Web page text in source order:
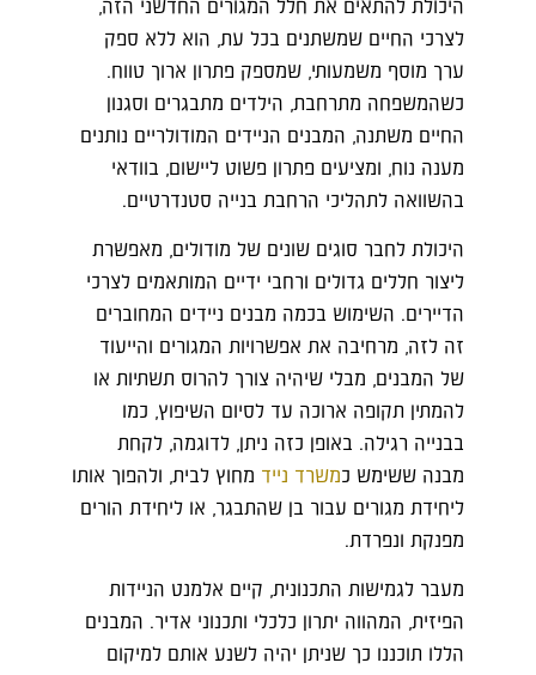
היכולת להתאים את חלל המגורים החדשני הזה,
לצרכי החיים שמשתנים בכל עת, הוא ללא ספק
ערך מוסף משמעותי, שמספק פתרון ארוך טווח.
כשהמשפחה מתרחבת, הילדים מתבגרים וסגנון
החיים משתנה, המבנים הניידים המודולריים נותנים
מענה נוח, ומציעים פתרון פשוט ליישום, בוודאי
בהשוואה לתהליכי הרחבת בנייה סטנדרטיים.
היכולת לחבר סוגים שונים של מודולים, מאפשרת
ליצור חללים גדולים ורחבי ידיים המותאמים לצרכי
הדיירים. השימוש בכמה מבנים ניידים המחוברים
זה לזה, מרחיבה את אפשרויות המגורים והייעוד
של המבנים, מבלי שיהיה צורך להרוס תשתיות או
להמתין תקופה ארוכה עד לסיום השיפוץ, כמו
בבנייה רגילה. באופן כזה ניתן, לדוגמה, לקחת
מבנה ששימש כמשרד נייד מחוץ לבית, ולהפוך אותו
ליחידת מגורים עבור בן שהתבגר, או ליחידת הורים
מפנקת ונפרדת.
מעבר לגמישות התכנונית, קיים אלמנט הניידות
הפיזית, המהווה יתרון כלכלי ותכנוני אדיר. המבנים
הללו תוכננו כך שניתן יהיה לשנע אותם למיקום